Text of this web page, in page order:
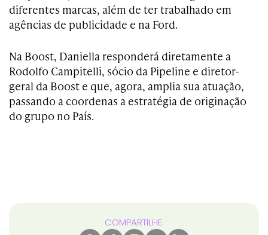
diferentes marcas, além de ter trabalhado em
agências de publicidade e na Ford.
Na Boost, Daniella responderá diretamente a
Rodolfo Campitelli, sócio da Pipeline e diretor-
geral da Boost e que, agora, amplia sua atuação,
passando a coordenas a estratégia de originação
do grupo no País.
COMPARTILHE: